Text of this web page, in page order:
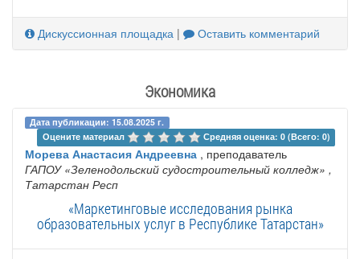
Дискуссионная площадка | Оставить комментарий
Экономика
Дата публикации: 15.08.2025 г.
Оцените материал
Средняя оценка: 0 (Всего: 0)
Морева Анастасия Андреевна , преподаватель
ГАПОУ «Зеленодольский судостроительный колледж» ,
Татарстан Респ
«Маркетинговые исследования рынка
образовательных услуг в Республике Татарстан»